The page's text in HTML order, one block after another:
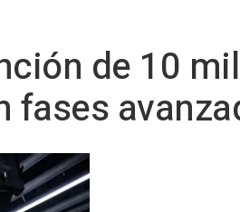
de 10
fases